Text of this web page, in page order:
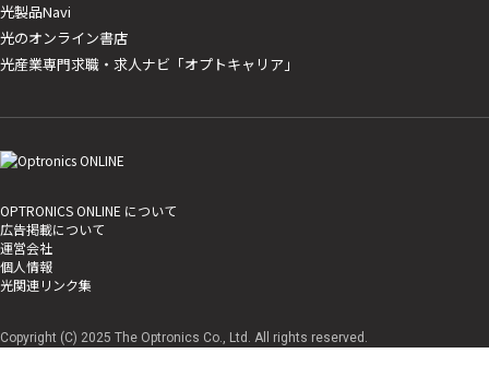
光製品Navi
光のオンライン書店
光産業専門求職・求人ナビ「オプトキャリア」
OPTRONICS ONLINE について
広告掲載について
運営会社
個人情報
光関連リンク集
Copyright (C) 2025 The Optronics Co., Ltd. All rights reserved.